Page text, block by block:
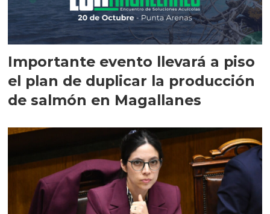
Importante evento llevará a piso
el plan de duplicar la producción
de salmón en Magallanes